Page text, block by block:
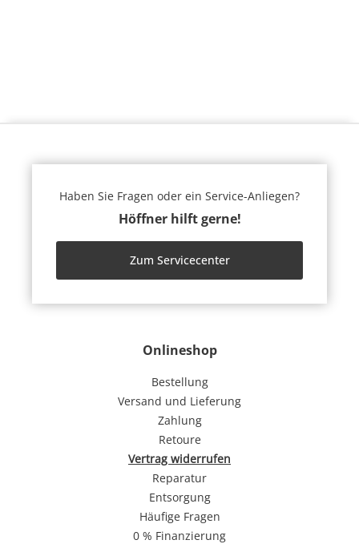
Onlineshop
Bestellung
Versand und Lieferung
Zahlung
Retoure
Vertrag widerrufen
Reparatur
Entsorgung
Häufige Fragen
0 % Finanzierung
Haben Sie Fragen oder ein Service-Anliegen?
Höffner hilft gerne!
Zum Servicecenter